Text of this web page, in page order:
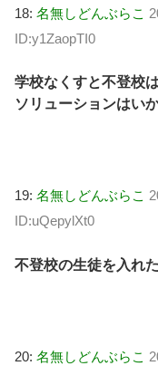
18: 名無しどんぶらこ
ID:y1ZaopTI0
学校なくすと不登校
ソリューションはい
19: 名無しどんぶらこ
ID:uQepylXt0
不登校の生徒を入れ
20: 名無しどんぶらこ